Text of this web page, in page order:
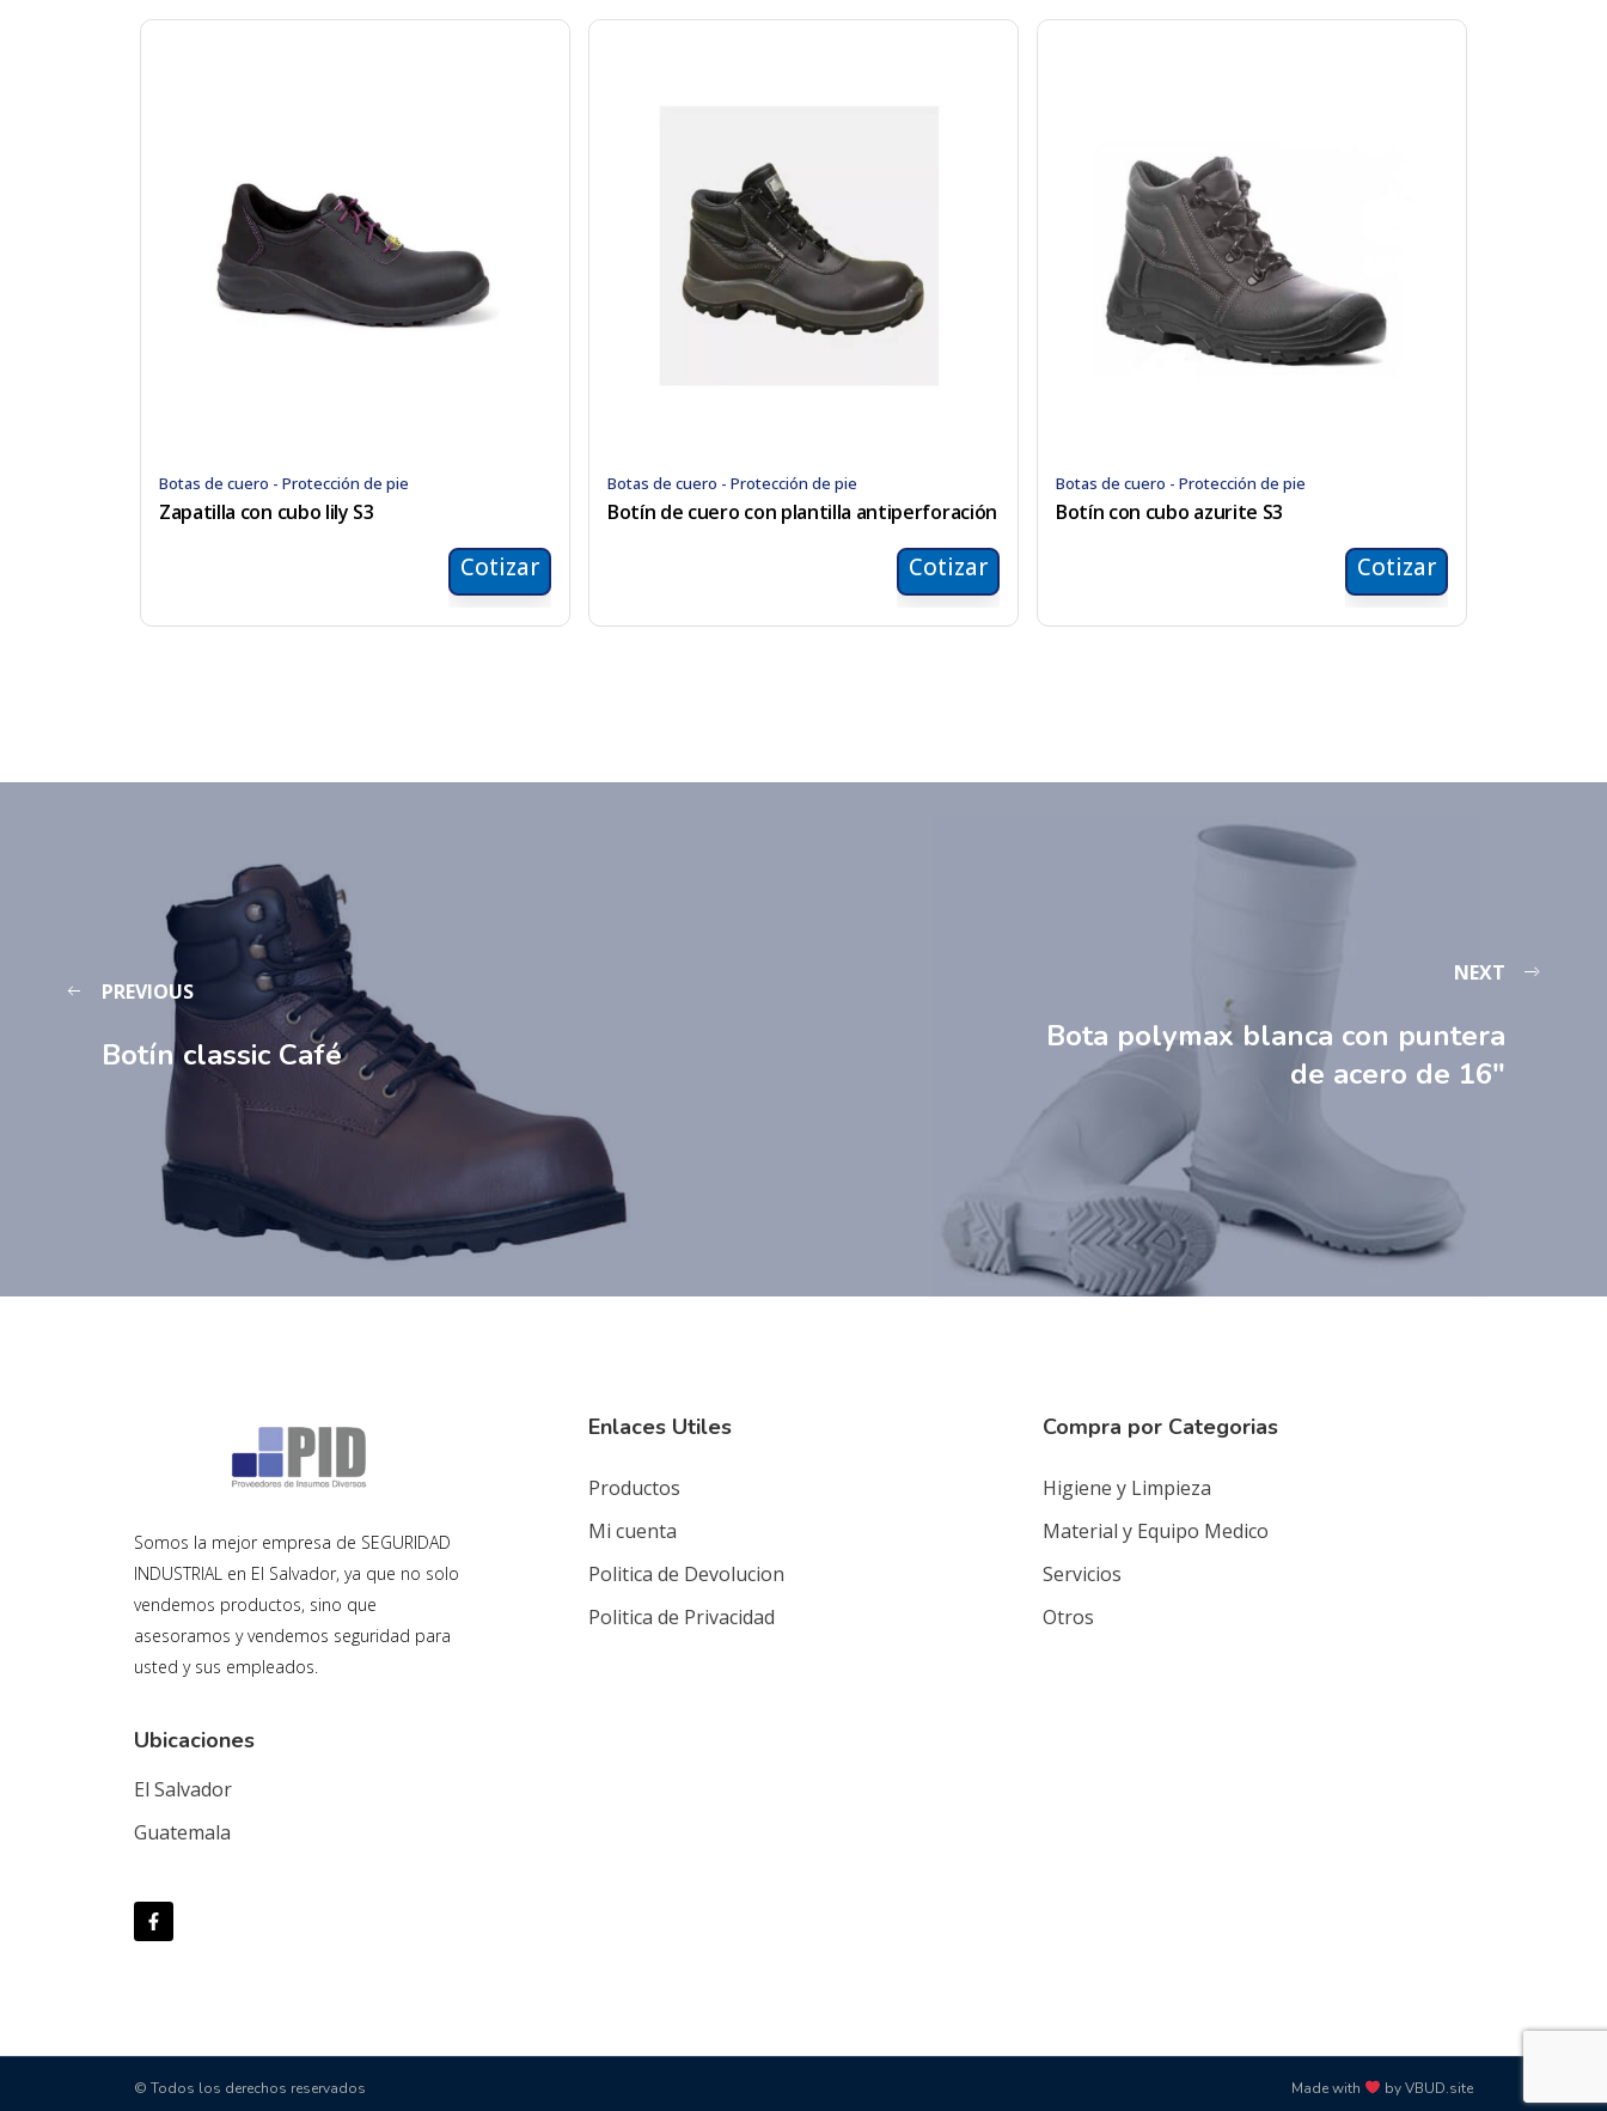
Botas de cuero - Protección de pie
Zapatilla con cubo lily S3
Cotizar
Botas de cuero - Protección de pie
Botín de cuero con plantilla antiperforación
Cotizar
Botas de cuero - Protección de pie
Botín con cubo azurite S3
Cotizar
PREVIOUS
Botín classic Café
NEXT
Bota polymax blanca con puntera
de acero de 16″
Somos la mejor empresa de SEGURIDAD
INDUSTRIAL en El Salvador, ya que no solo
vendemos productos, sino que
asesoramos y vendemos seguridad para
usted y sus empleados.
Ubicaciones
El Salvador
Guatemala
Enlaces Utiles
Productos
Mi cuenta
Politica de Devolucion
Politica de Privacidad
Compra por Categorias
Higiene y Limpieza
Material y Equipo Medico
Servicios
Otros
© Todos los derechos reservados Made with by VBUD.site